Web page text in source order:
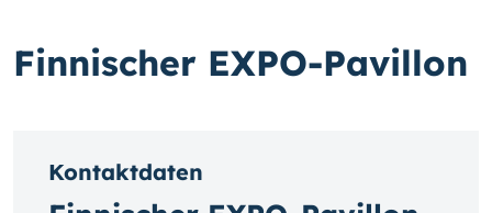
Finnischer EXPO-Pavillon
Kontaktdaten